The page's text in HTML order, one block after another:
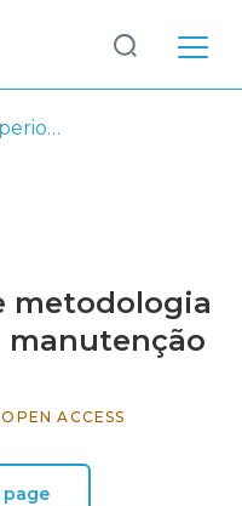
ISEL - Instituto Superior de Engenharia de Lisboa
metodologia
manutenção
OPEN ACCESS
page